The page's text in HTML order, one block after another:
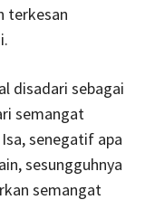
terkesan
disadari sebagai
semangat
senegatif apa
sesungguhnya
semangat